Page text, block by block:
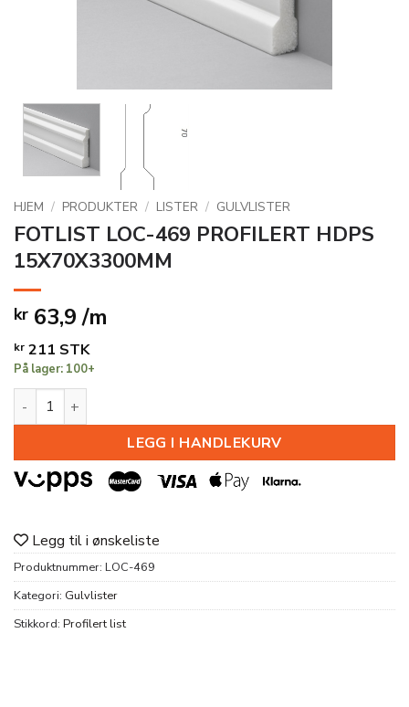
HJEM / PRODUKTER / LISTER / GULVLISTER
FOTLIST LOC-469 PROFILERT HDPS
15X70X3300MM
kr 63,9 /m
kr 211 STK
På lager: 100+
FOTLIST LOC-469 PROFILERT HDPS 15X70X3300MM antall
LEGG I HANDLEKURV
Legg til i ønskeliste
Produktnummer: LOC-469
Kategori: Gulvlister
Stikkord: Profilert list